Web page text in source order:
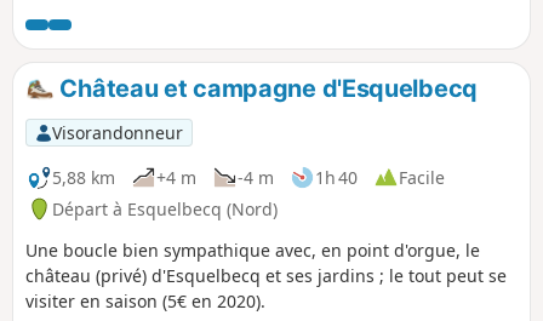
Traverser ensuite les marais du Bachelin et
les tourbières pour longer ensuite le
magnifique sentier qui borde la Rivière de
Booneghem à travers le petit marais. Cette
boucle emprunte principalement des
sentiers.
Château et campagne d'Esquelbecq
Visorandonneur
5,88 km
+4 m -4 m 1h 40
Facile
Départ à Esquelbecq (Nord)
Une boucle bien sympathique avec, en point d'orgue, le
château (privé) d'Esquelbecq et ses jardins ; le tout peut se
visiter en saison (5€ en 2020).